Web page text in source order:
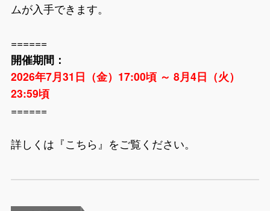
ムが入手できます。
======
開催期間：
2026年7月31日（金）17:00頃 ～ 8月4日（火）
23:59頃
======
詳しくは『こちら 』をご覧ください。